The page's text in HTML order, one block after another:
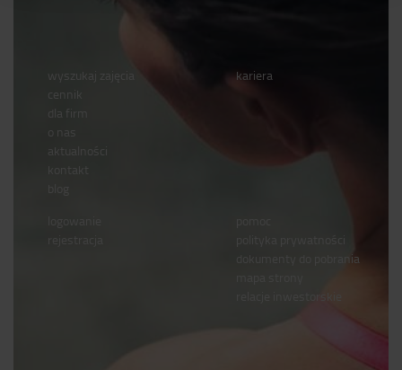
wyszukaj zajęcia
cennik
dla firm
o nas
aktualności
kontakt
kariera
polityka prywatności
dokumenty do pobrania